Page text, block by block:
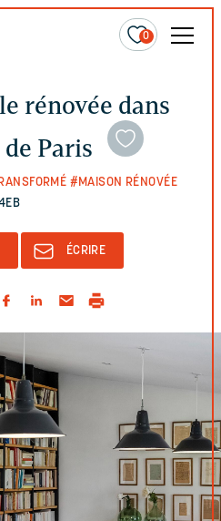
0
rénovée dans
de Paris
#MAISON RÉNOVÉE
ÉCRIRE